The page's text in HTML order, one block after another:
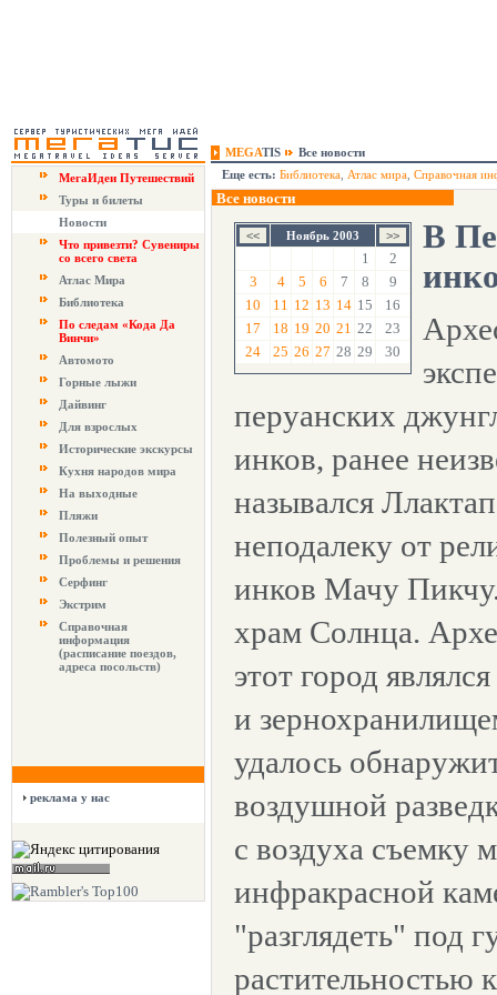
MEGATIS
Все новости
МегаИдеи Путешествий
Туры и билеты
Новости
Что привезти? Сувениры
со всего света
Атлас Мира
Библиотека
По следам «Кода Да
Винчи»
Автомото
Горные лыжи
Дайвинг
Для взрослых
Исторические экскурсы
Кухня народов мира
На выходные
Пляжи
Полезный опыт
Проблемы и решения
Серфинг
Экстрим
Справочная
информация
(расписание поездов,
адреса посольств)
реклама у нас
Еще есть: Библиотека Атлас мира Справочная
Все новости
Ноябрь 2003
1
2
3
4 5 6 7 8
9
10
11 12 13 14 15
16
17
18 19 20 21 22
23
24
25 26 27 28 29 30
В
перуанских
инков, ранее
назывался
неподалеку от
инков Мачу
храм Солнца.
этот город
и
удалось
воздушной
с воздуха съемку
инфракрасной
"разглядеть" под
растительностью